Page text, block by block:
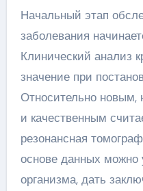
Начальный этап
заболевания
Клинический анализ
значение при
Относительно
и качественным
резонансная
основе данных можно
организма, дать